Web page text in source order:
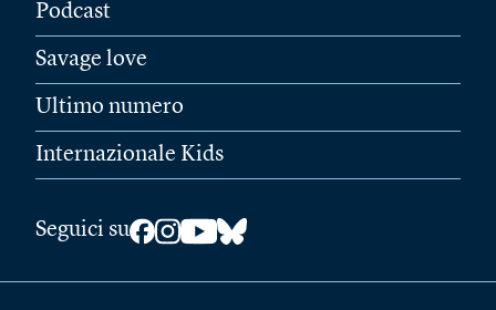
Podcast
Savage love
Ultimo numero
Internazionale Kids
Seguici su